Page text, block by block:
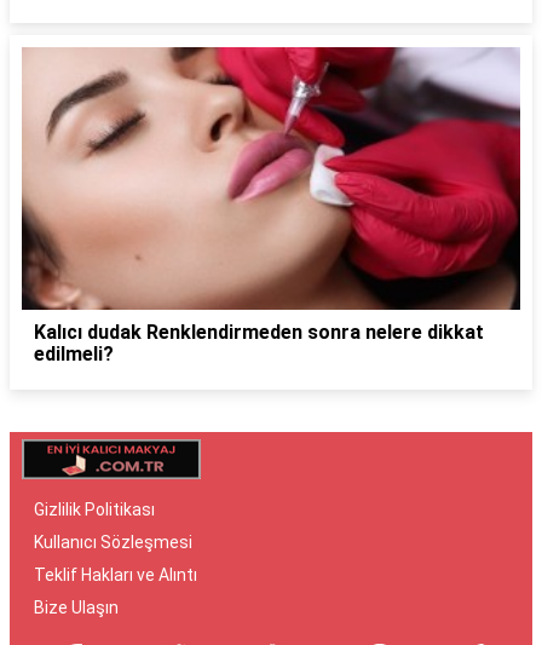
Kalıcı dudak Renklendirmeden sonra nelere dikkat
edilmeli?
Gizlilik Politikası
Kullanıcı Sözleşmesi
Teklif Hakları ve Alıntı
Bize Ulaşın